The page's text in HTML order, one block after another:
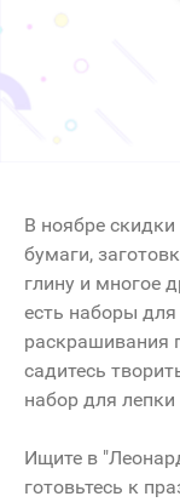
В ноябре
бумаги,
глину и многое
есть наборы
раскрашивания
садитесь
набор для лепки
Ищите в
готовьтесь к